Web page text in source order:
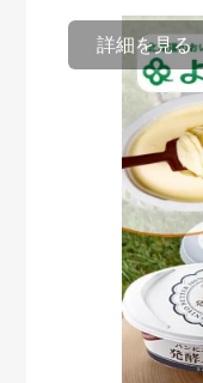
詳細を見る